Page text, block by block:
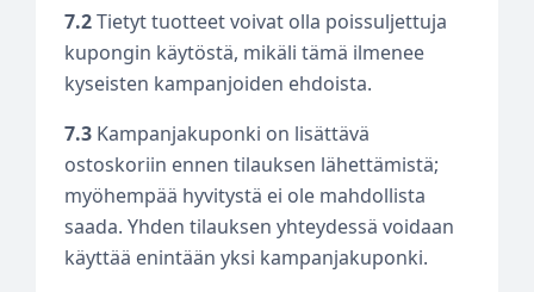
7.2Tietyt tuotteet voivat olla poissuljettuja
kupongin käytöstä, mikäli tämä ilmenee
kyseisten kampanjoiden ehdoista.
7.3 Kampanjakuponki on lisättävä
ostoskoriin ennen tilauksen lähettämistä;
myöhempää hyvitystä ei ole mahdollista
saada. Yhden tilauksen yhteydessä voidaan
käyttää enintään yksi kampanjakuponki.